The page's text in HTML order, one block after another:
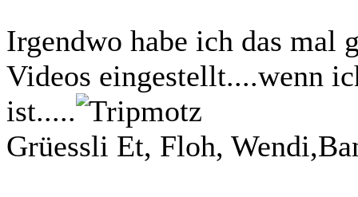
Irgendwo habe ich das mal
Videos eingestellt....wenn
ist.....
Grüessli Et, Floh,